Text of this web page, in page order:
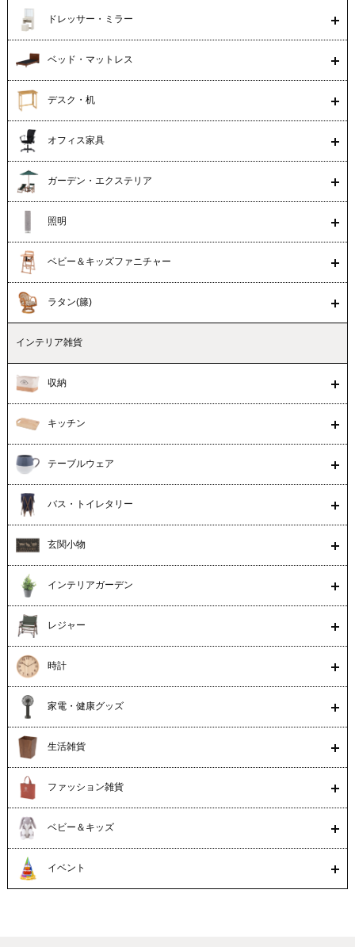
ドレッサー・ミラー
ベッド・マットレス
デスク・机
オフィス家具
ガーデン・エクステリア
照明
ベビー＆キッズファニチャー
ラタン(籐)
インテリア雑貨
収納
キッチン
テーブルウェア
バス・トイレタリー
玄関小物
インテリアガーデン
レジャー
時計
家電・健康グッズ
生活雑貨
ファッション雑貨
ベビー＆キッズ
イベント